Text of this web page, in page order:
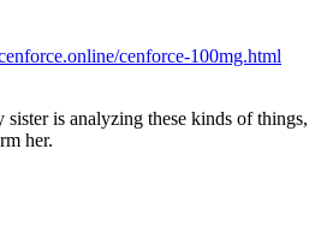
cenforce-100mg.html
is analyzing these kinds of things,
her.